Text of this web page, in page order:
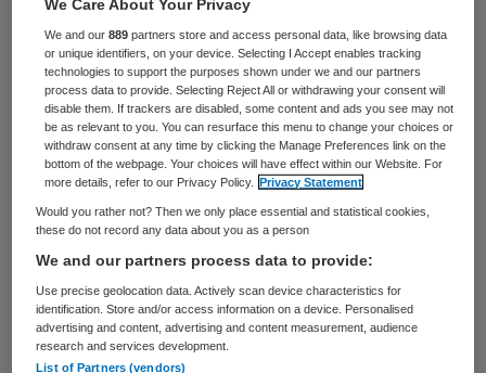
september toe tot het bestuur van de NVZ
Vereniging van Ziekenhuizen. Hij wordt
We Care About Your Privacy
We and our889 partners store and access personal data, like browsing data
or unique identifiers, on your device. Selecting I Accept enables tracking
technologies to support the purposes shown under we and our partners
process data to provide. Selecting Reject All or withdrawing your consent will
disable them. If trackers are disabled, some content and ads you see may not
be as relevant to you. You can resurface this menu to change your choices or
withdraw consent at any time by clicking the Manage Preferences link on the
bottom of the webpage. Your choices will have effect within our Website. For
more details, refer to our Privacy Policy.
Privacy Statement
Would you rather not? Then we only place essential and statistical cookies,
these do not record any data about you as a person
We and our partners process data to provide:
Use precise geolocation data. Actively scan device characteristics for
identification. Store and/or access information on a device. Personalised
advertising and content, advertising and content measurement, audience
research and services development.
List of Partners (vendors)